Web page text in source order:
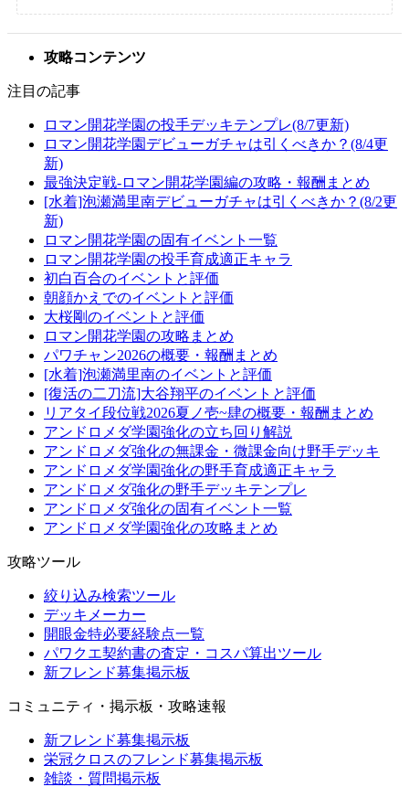
攻略コンテンツ
注目の記事
ロマン開花学園の投手デッキテンプレ(8/7更新)
ロマン開花学園デビューガチャは引くべきか？(8/4更
新)
最強決定戦-ロマン開花学園編の攻略・報酬まとめ
[水着]泡瀬満里南デビューガチャは引くべきか？(8/2更
新)
ロマン開花学園の固有イベント一覧
ロマン開花学園の投手育成適正キャラ
初白百合のイベントと評価
朝顔かえでのイベントと評価
大桜剛のイベントと評価
ロマン開花学園の攻略まとめ
パワチャン2026の概要・報酬まとめ
[水着]泡瀬満里南のイベントと評価
[復活の二刀流]大谷翔平のイベントと評価
リアタイ段位戦2026夏ノ壱~肆の概要・報酬まとめ
アンドロメダ学園強化の立ち回り解説
アンドロメダ強化の無課金・微課金向け野手デッキ
アンドロメダ学園強化の野手育成適正キャラ
アンドロメダ強化の野手デッキテンプレ
アンドロメダ強化の固有イベント一覧
アンドロメダ学園強化の攻略まとめ
攻略ツール
絞り込み検索ツール
デッキメーカー
開眼金特必要経験点一覧
パワクエ契約書の査定・コスパ算出ツール
新フレンド募集掲示板
コミュニティ・掲示板・攻略速報
新フレンド募集掲示板
栄冠クロスのフレンド募集掲示板
雑談・質問掲示板